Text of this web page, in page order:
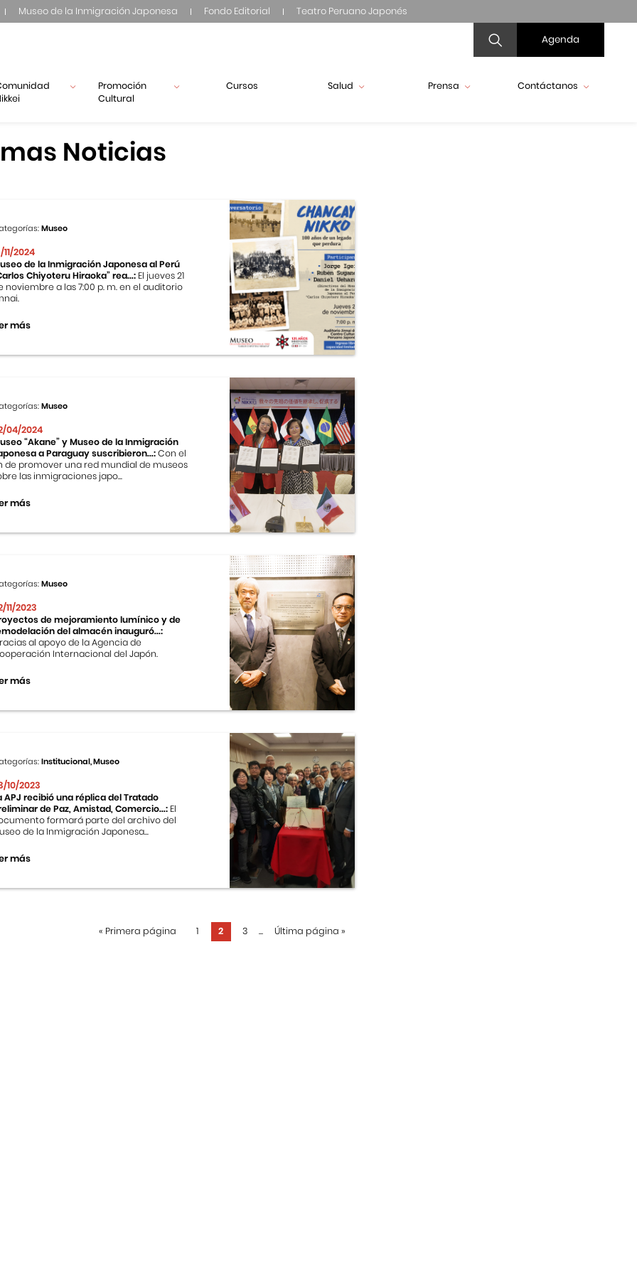
Museo de la Inmigración Japonesa Fondo Editorial Teatro Peruano Japonés
Agenda
Promoción
Cultural
Cursos Salud Prensa Contáctanos
Noticias
Museo
11/2024
de la Inmigración Japonesa al Perú
Chiyoteru Hiraoka” rea...: El jueves 21
noviembre a las 7:00 p. m. en el auditorio
más
Museo
04/2024
“Akane” y Museo de la Inmigración
a Paraguay suscribieron...:Con el
de promover una red mundial de museos
las inmigraciones japo...
más
Museo
11/2023
de mejoramiento lumínico y de
del almacén inauguró...:
al apoyo de la Agencia de
Internacional del Japón.
más
Institucional, Museo
10/2023
APJ recibió una réplica del Tratado
de Paz, Amistad, Comercio...: El
formará parte del archivo del
de la Inmigración Japonesa...
más
« Primera página 1 2 3 ... Última página »